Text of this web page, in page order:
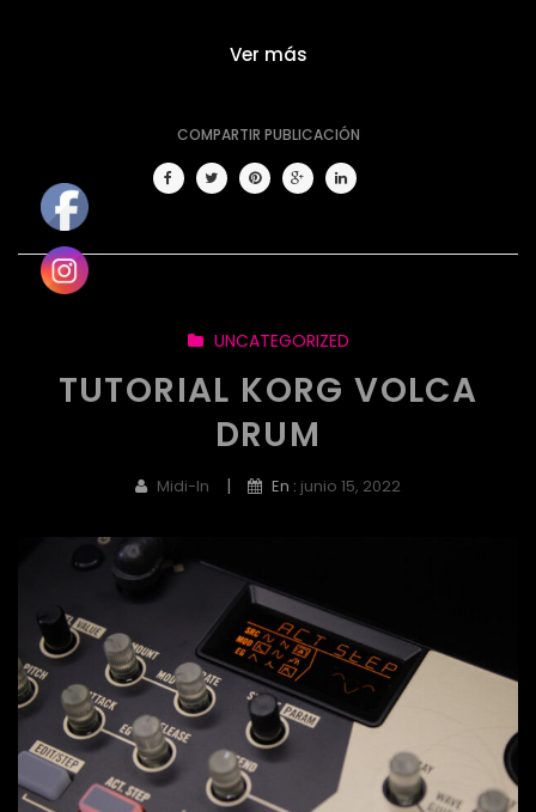
Ver más
COMPARTIR PUBLICACIÓN
UNCATEGORIZED
TUTORIAL KORG VOLCA
DRUM
Midi-In | En : junio 15, 2022